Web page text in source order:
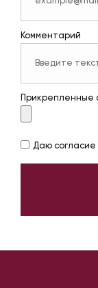
Комментарий
Прикрепленные
Даю согласие